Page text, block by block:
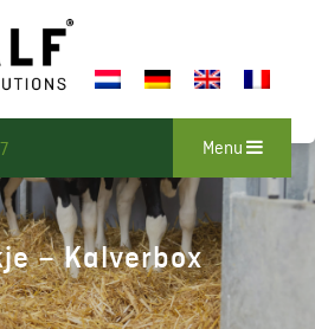
Menu
– Kalverbox